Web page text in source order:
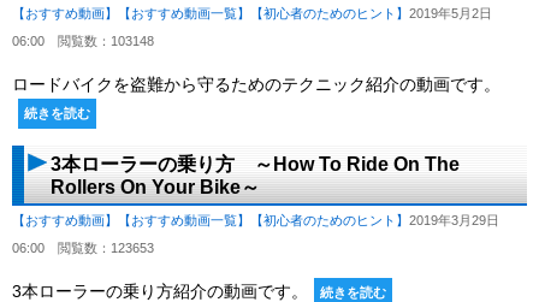
【おすすめ動画】 【おすすめ動画一覧】 【初心者のためのヒント】 2019年5月2日
06:00 閲覧数：103148
ロードバイクを盗難から守るためのテクニック紹介の動画です。
続きを読む
3本ローラーの乗り方 ～How To Ride On The
Rollers On Your Bike～
【おすすめ動画】 【おすすめ動画一覧】 【初心者のためのヒント】 2019年3月29日
06:00 閲覧数：123653
3本ローラーの乗り方紹介の動画です。 続きを読む